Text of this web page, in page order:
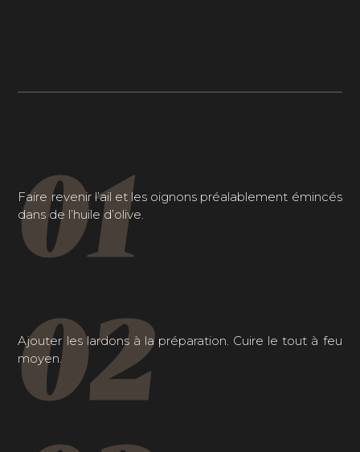
01
Faire revenir l’ail et les oignons préalablement émincés
dans de l’huile d’olive.
02
Ajouter les lardons à la préparation. Cuire le tout à feu
moyen.